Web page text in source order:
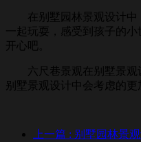
在别墅园林景观设计中
一起玩耍，感受到孩子的
开心吧。
六尺巷景观在别墅景观
别墅景观设计中会考虑的更
上一篇 : 别墅园林景